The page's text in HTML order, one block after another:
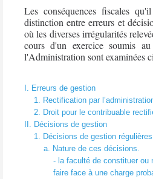
Les conséquences fiscales
distinction entre erreurs et
où les diverses irrégularités
cours d'un exercice soumis
l'Administrationsont examinées
I. Erreurs de gestion
1. Rectification par
2. Droit pour le contribuable
II. Décisions de gestion
1. Décisions de gestion régulières.
a. Nature de ces décisions.
- la faculté de constituer ou
faire face à une charge